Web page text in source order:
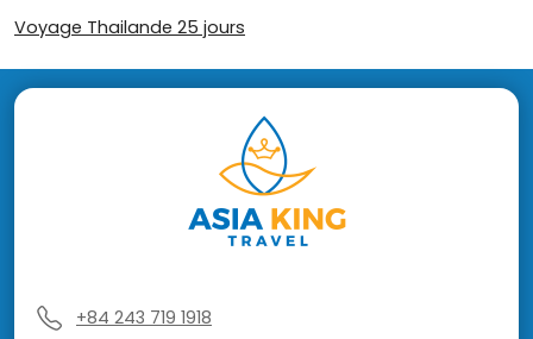
Voyage Thailande 25 jours
+84 243 719 1918